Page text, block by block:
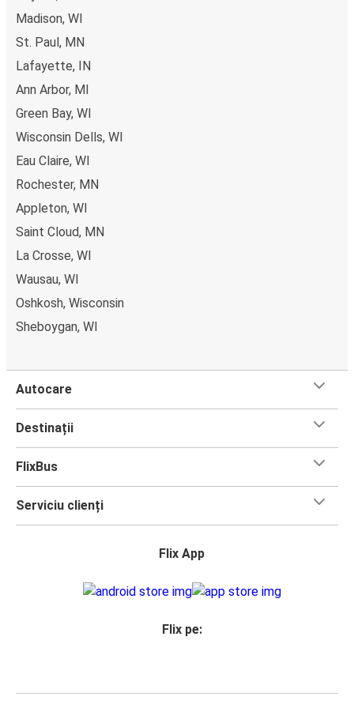
autocarelor sau la unul din punctele de vânzare.
Madison, WI
St. Paul, MN
Lafayette, IN
Ann Arbor, MI
Green Bay, WI
Wisconsin Dells, WI
Eau Claire, WI
Rochester, MN
Appleton, WI
Saint Cloud, MN
La Crosse, WI
Wausau, WI
Oshkosh, Wisconsin
Sheboygan, WI
Autocare
Destinații
FlixBus
Serviciu clienți
Flix App
Flix pe: